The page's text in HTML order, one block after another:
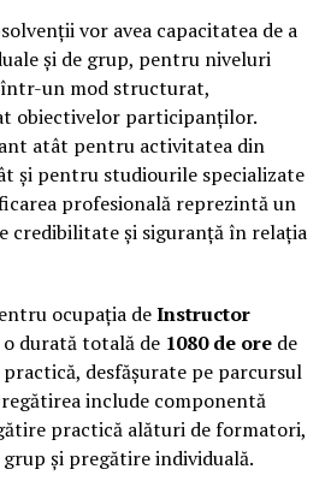
vor avea capacitatea de a
și de grup, pentru niveluri
un mod structurat,
obiectivelor participanților.
atât pentru activitatea din
și pentru studiourile specializate
profesională reprezintă un
credibilitate și siguranță în relația
ocupația deInstructor
durată totală de 1080 de orede
desfășurate pe parcursul
include componentă
practică alături de formatori,
și pregătire individuală.